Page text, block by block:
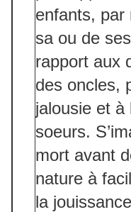
enfants, par
sa ou de
rapport aux
des oncles,
jalousie et à
soeurs.
mort avant
nature à
la